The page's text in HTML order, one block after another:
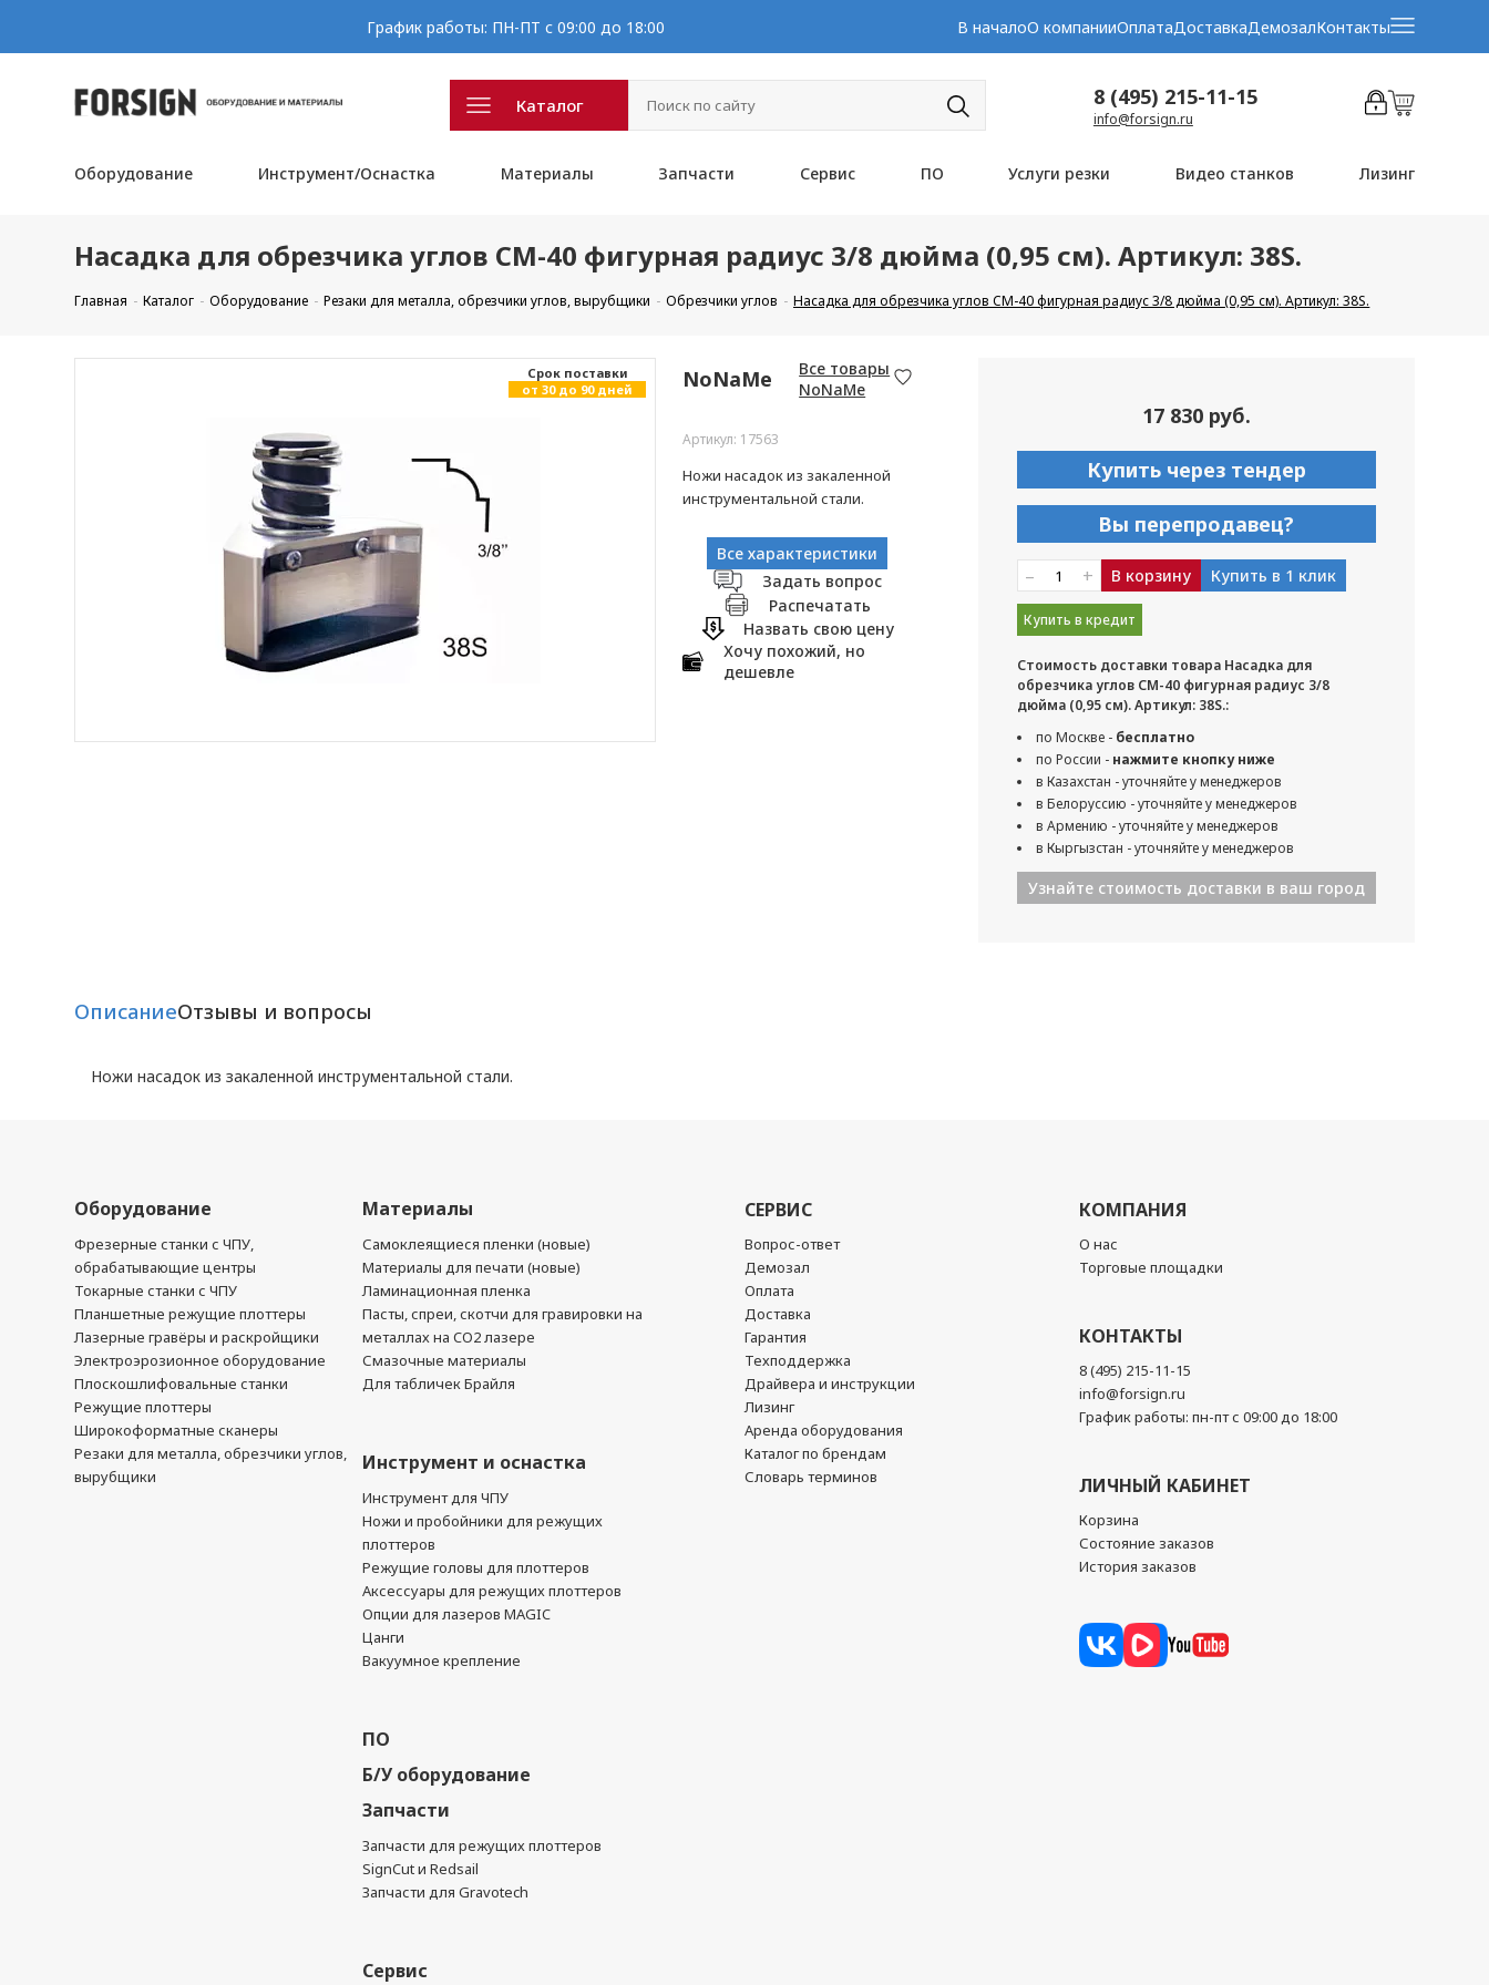
График работы: ПН-ПТ с 09:00 до 18:00 В началоО компанииОплатаДоставкаДемозалКонтакты
Каталог 8 (495) 215-11-15
info@forsign.ru
Оборудование Инструмент/Оснастка Материалы Запчасти Сервис ПО Услуги резки Видео станков Лизинг
Насадка для обрезчика углов CM-40 фигурная радиус 3/8 дюйма (0,95 см). Артикул: 38S.
Главная Каталог Оборудование Резаки для металла, обрезчики углов, вырубщики Обрезчики углов Насадка для обрезчика углов CM-40 фигурная радиус 3/8 дюйма (0,95 см). Артикул: 38S.
Cрок поставки
от 30 до 90 дней
NoNaMe
Все товары
NoNaMe
Артикул: 17563
Ножи насадок из закаленной
инструментальной стали.
Все характеристики
Задать вопрос
Распечатать
Назвать свою цену
Хочу похожий, но
дешевле
17 830 руб.
Купить через тендер
Вы перепродавец?
– + В корзину Купить в 1 клик
Купить в кредит
Стоимость доставки товара Насадка для
обрезчика углов CM-40 фигурная радиус 3/8
дюйма (0,95 см). Артикул: 38S.:
по Москве - бесплатно
по России - нажмите кнопку ниже
в Казахстан - уточняйте у менеджеров
в Белоруссию - уточняйте у менеджеров
в Армению - уточняйте у менеджеров
в Кыргызстан - уточняйте у менеджеров
Узнайте стоимость доставки в ваш город
ОписаниеОтзывы и вопросы
Ножи насадок из закаленной инструментальной стали.
Оборудование
Фрезерные станки с ЧПУ,
обрабатывающие центры
Токарные станки с ЧПУ
Планшетные режущие плоттеры
Лазерные гравёры и раскройщики
Электроэрозионное оборудование
Плоскошлифовальные станки
Режущие плоттеры
Широкоформатные сканеры
Резаки для металла, обрезчики углов,
вырубщики
Материалы
Самоклеящиеся пленки (новые)
Материалы для печати (новые)
Ламинационная пленка
Пасты, спреи, скотчи для гравировки на
металлах на CO2 лазере
Смазочные материалы
Для табличек Брайля
Инструмент и оснастка
Инструмент для ЧПУ
Ножи и пробойники для режущих
плоттеров
Режущие головы для плоттеров
Аксессуары для режущих плоттеров
Опции для лазеров MAGIC
Цанги
Вакуумное крепление
ПО
Б/У оборудование
Запчасти
Запчасти для режущих плоттеров
SignCut и Redsail
Запчасти для Gravotech
Сервис
СЕРВИС
Вопрос-ответ
Демозал
Оплата
Доставка
Гарантия
Техподдержка
Драйвера и инструкции
Лизинг
Аренда оборудования
Каталог по брендам
Словарь терминов
КОМПАНИЯ
О нас
Торговые площадки
КОНТАКТЫ
8 (495) 215-11-15
info@forsign.ru
График работы: пн-пт с 09:00 до 18:00
ЛИЧНЫЙ КАБИНЕТ
Корзина
Состояние заказов
История заказов